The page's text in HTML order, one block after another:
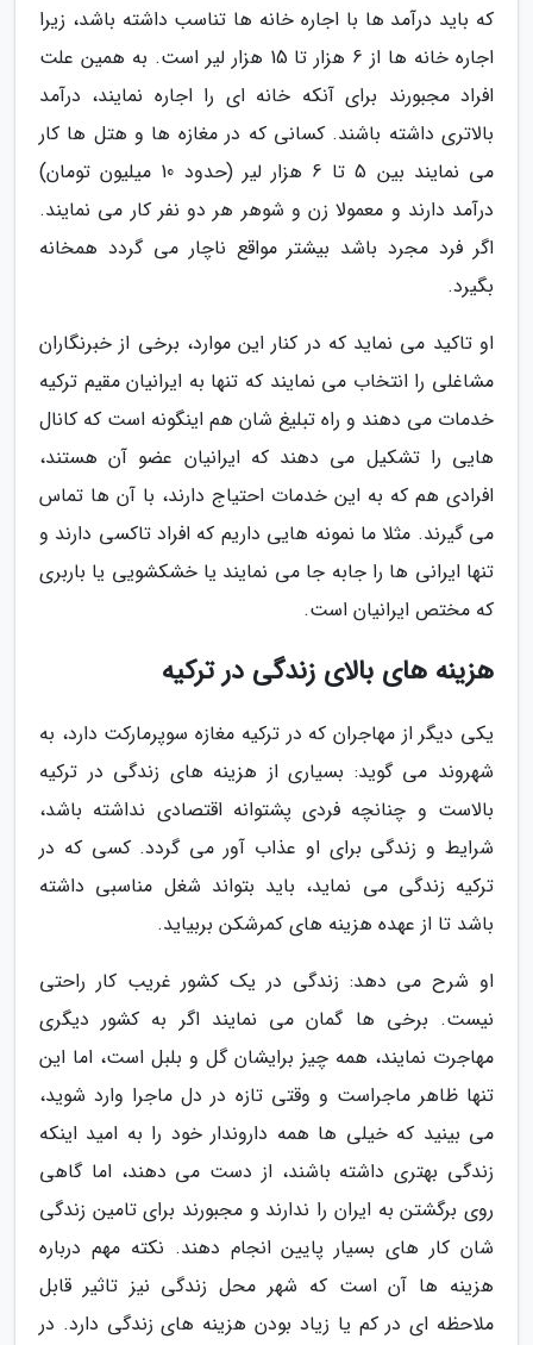
که باید درآمد ها با اجاره خانه ها تناسب داشته باشد، زیرا
اجاره خانه ها از 6 هزار تا 15 هزار لیر است. به همین علت
افراد مجبورند برای آنکه خانه ای را اجاره نمایند، درآمد
بالاتری داشته باشند. کسانی که در مغازه ها و هتل ها کار
می نمایند بین 5 تا 6 هزار لیر (حدود 10 میلیون تومان)
درآمد دارند و معمولا زن و شوهر هر دو نفر کار می نمایند.
اگر فرد مجرد باشد بیشتر مواقع ناچار می گردد همخانه
بگیرد.
او تاکید می نماید که در کنار این موارد، برخی از خبرنگاران
مشاغلی را انتخاب می نمایند که تنها به ایرانیان مقیم ترکیه
خدمات می دهند و راه تبلیغ شان هم اینگونه است که کانال
هایی را تشکیل می دهند که ایرانیان عضو آن هستند،
افرادی هم که به این خدمات احتیاج دارند، با آن ها تماس
می گیرند. مثلا ما نمونه هایی داریم که افراد تاکسی دارند و
تنها ایرانی ها را جابه جا می نمایند یا خشکشویی یا باربری
که مختص ایرانیان است.
هزینه های بالای زندگی در ترکیه
یکی دیگر از مهاجران که در ترکیه مغازه سوپرمارکت دارد، به
شهروند می گوید: بسیاری از هزینه های زندگی در ترکیه
بالاست و چنانچه فردی پشتوانه اقتصادی نداشته باشد،
شرایط و زندگی برای او عذاب آور می گردد. کسی که در
ترکیه زندگی می نماید، باید بتواند شغل مناسبی داشته
باشد تا از عهده هزینه های کمرشکن بربیاید.
او شرح می دهد: زندگی در یک کشور غریب کار راحتی
نیست. برخی ها گمان می نمایند اگر به کشور دیگری
مهاجرت نمایند، همه چیز برایشان گل و بلبل است، اما این
تنها ظاهر ماجراست و وقتی تازه در دل ماجرا وارد شوید،
می بینید که خیلی ها همه داروندار خود را به امید اینکه
زندگی بهتری داشته باشند، از دست می دهند، اما گاهی
روی برگشتن به ایران را ندارند و مجبورند برای تامین زندگی
شان کار های بسیار پایین انجام دهند. نکته مهم درباره
هزینه ها آن است که شهر محل زندگی نیز تاثیر قابل
ملاحظه ای در کم یا زیاد بودن هزینه های زندگی دارد. در